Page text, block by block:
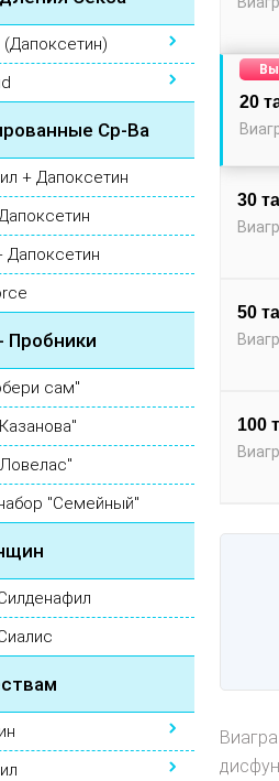
Ср-Ва
+ Дапоксетин
Дапоксетин
Пробники
сам"
"Семейный"
20
30
50
100